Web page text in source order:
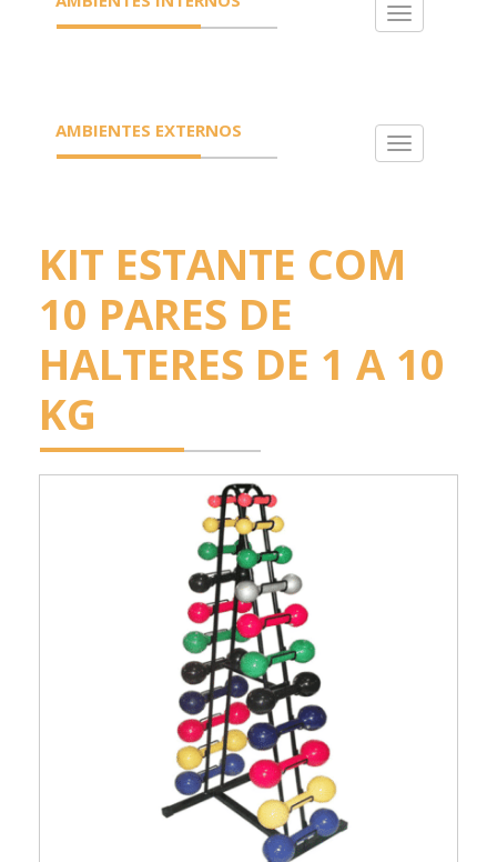
Toggle
AMBIENTES EXTERNOS
Toggle
KIT ESTANTE COM
10 PARES DE
HALTERES DE 1 A 10
KG